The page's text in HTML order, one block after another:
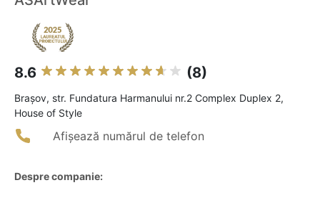
8.6 (8)
Braşov, str. Fundatura Harmanului nr.2 Complex Duplex 2,
House of Style
Afișează numărul de telefon
Despre companie: